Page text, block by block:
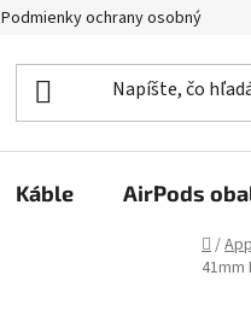
Podmienky ochrany osobných
Káble AirPods
/
41mm